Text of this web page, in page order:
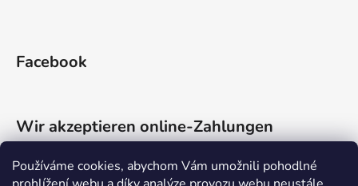
Používáme cookies, abychom Vám umožnili pohodlné
Facebook
Wir akzeptieren online-Zahlungen